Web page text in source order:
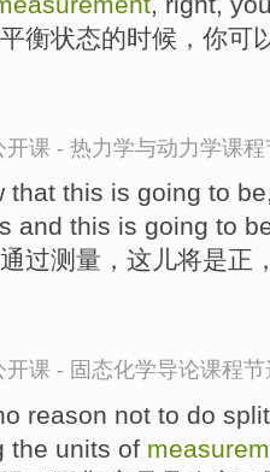
衡状态的时候，你可
开课 - 热力学与动力学课
that this is going to
and this is going to
过测量，这儿将是正
开课 - 固态化学导论课程节
reason not to do
the units of